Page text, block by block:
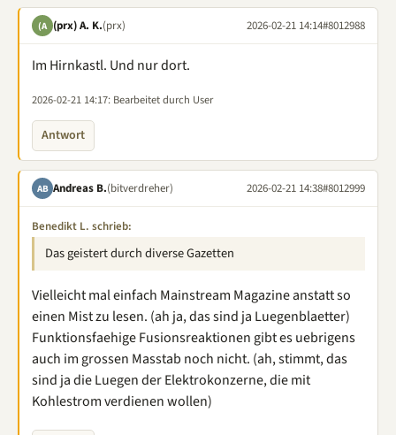
(A (prx) A. K.(prx) 2026-02-21 14:14#8012988
Im Hirnkastl. Und nur dort.
2026-02-21 14:17: Bearbeitet durch User
Antwort
AB Andreas B.(bitverdreher) 2026-02-21 14:38#8012999
Benedikt L. schrieb:
Das geistert durch diverse Gazetten
Vielleicht mal einfach Mainstream Magazine anstatt so
einen Mist zu lesen. (ah ja, das sind ja Luegenblaetter)
Funktionsfaehige Fusionsreaktionen gibt es uebrigens
auch im grossen Masstab noch nicht. (ah, stimmt, das
sind ja die Luegen der Elektrokonzerne, die mit
Kohlestrom verdienen wollen)